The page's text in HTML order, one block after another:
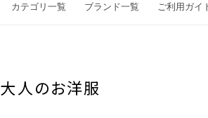
カテゴリ一覧 ブランド一覧 ご利用ガイ
大人のお洋服